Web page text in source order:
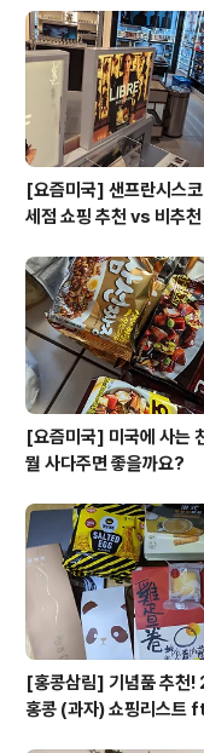
가 갔을 때는 2018년 6월경
얼마 안되어 우연히 좋은 기
즘은 물론 예약이 어려운 상
의 방문으로..
[요즘미국] 샌프란시스
세점 쇼핑 추천 vs 비추천
[요즘미국] 미국에 사는
뭘 사다주면 좋을까요?
[홍콩삼림] 기념품 추천
홍콩 (과자) 쇼핑리스트